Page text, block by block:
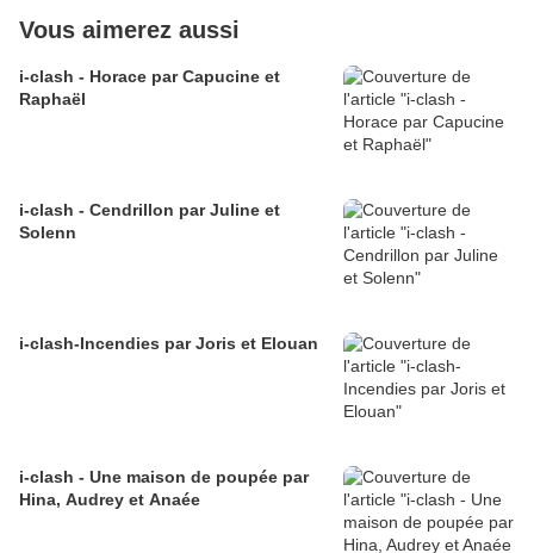
Vous aimerez aussi
i-clash - Horace par Capucine et
Raphaël
i-clash - Cendrillon par Juline et
Solenn
i-clash-Incendies par Joris et Elouan
i-clash - Une maison de poupée par
Hina, Audrey et Anaée